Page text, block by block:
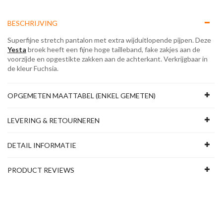
BESCHRIJVING
Superfijne stretch pantalon met extra wijduitlopende pijpen. Deze
Yesta broek heeft een fijne hoge tailleband, fake zakjes aan de
voorzijde en opgestikte zakken aan de achterkant. Verkrijgbaar in
de kleur Fuchsia.
OPGEMETEN MAATTABEL (ENKEL GEMETEN)
LEVERING & RETOURNEREN
DETAIL INFORMATIE
PRODUCT REVIEWS